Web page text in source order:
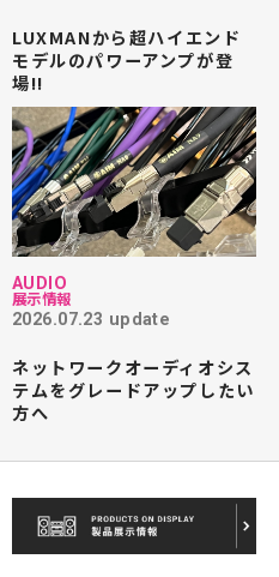
LUXMANから超ハイエンド
モデルのパワーアンプが登
場!!
AUDIO
展示情報
2026.07.23 update
ネットワークオーディオシス
テムをグレードアップしたい
方へ